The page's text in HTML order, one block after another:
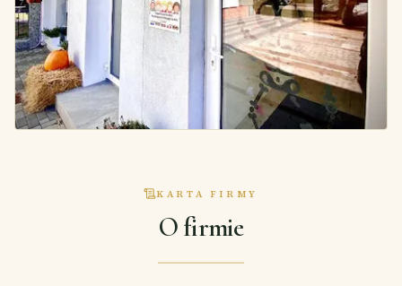
KARTA FIRMY
O firmie